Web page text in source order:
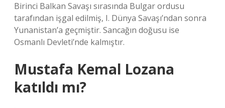
Birinci Balkan Savaşı sırasında Bulgar ordusu
tarafından işgal edilmiş, I. Dünya Savaşı’ndan sonra
Yunanistan’a geçmiştir. Sancağın doğusu ise
Osmanlı Devleti’nde kalmıştır.
Mustafa Kemal Lozana
katıldı mı?